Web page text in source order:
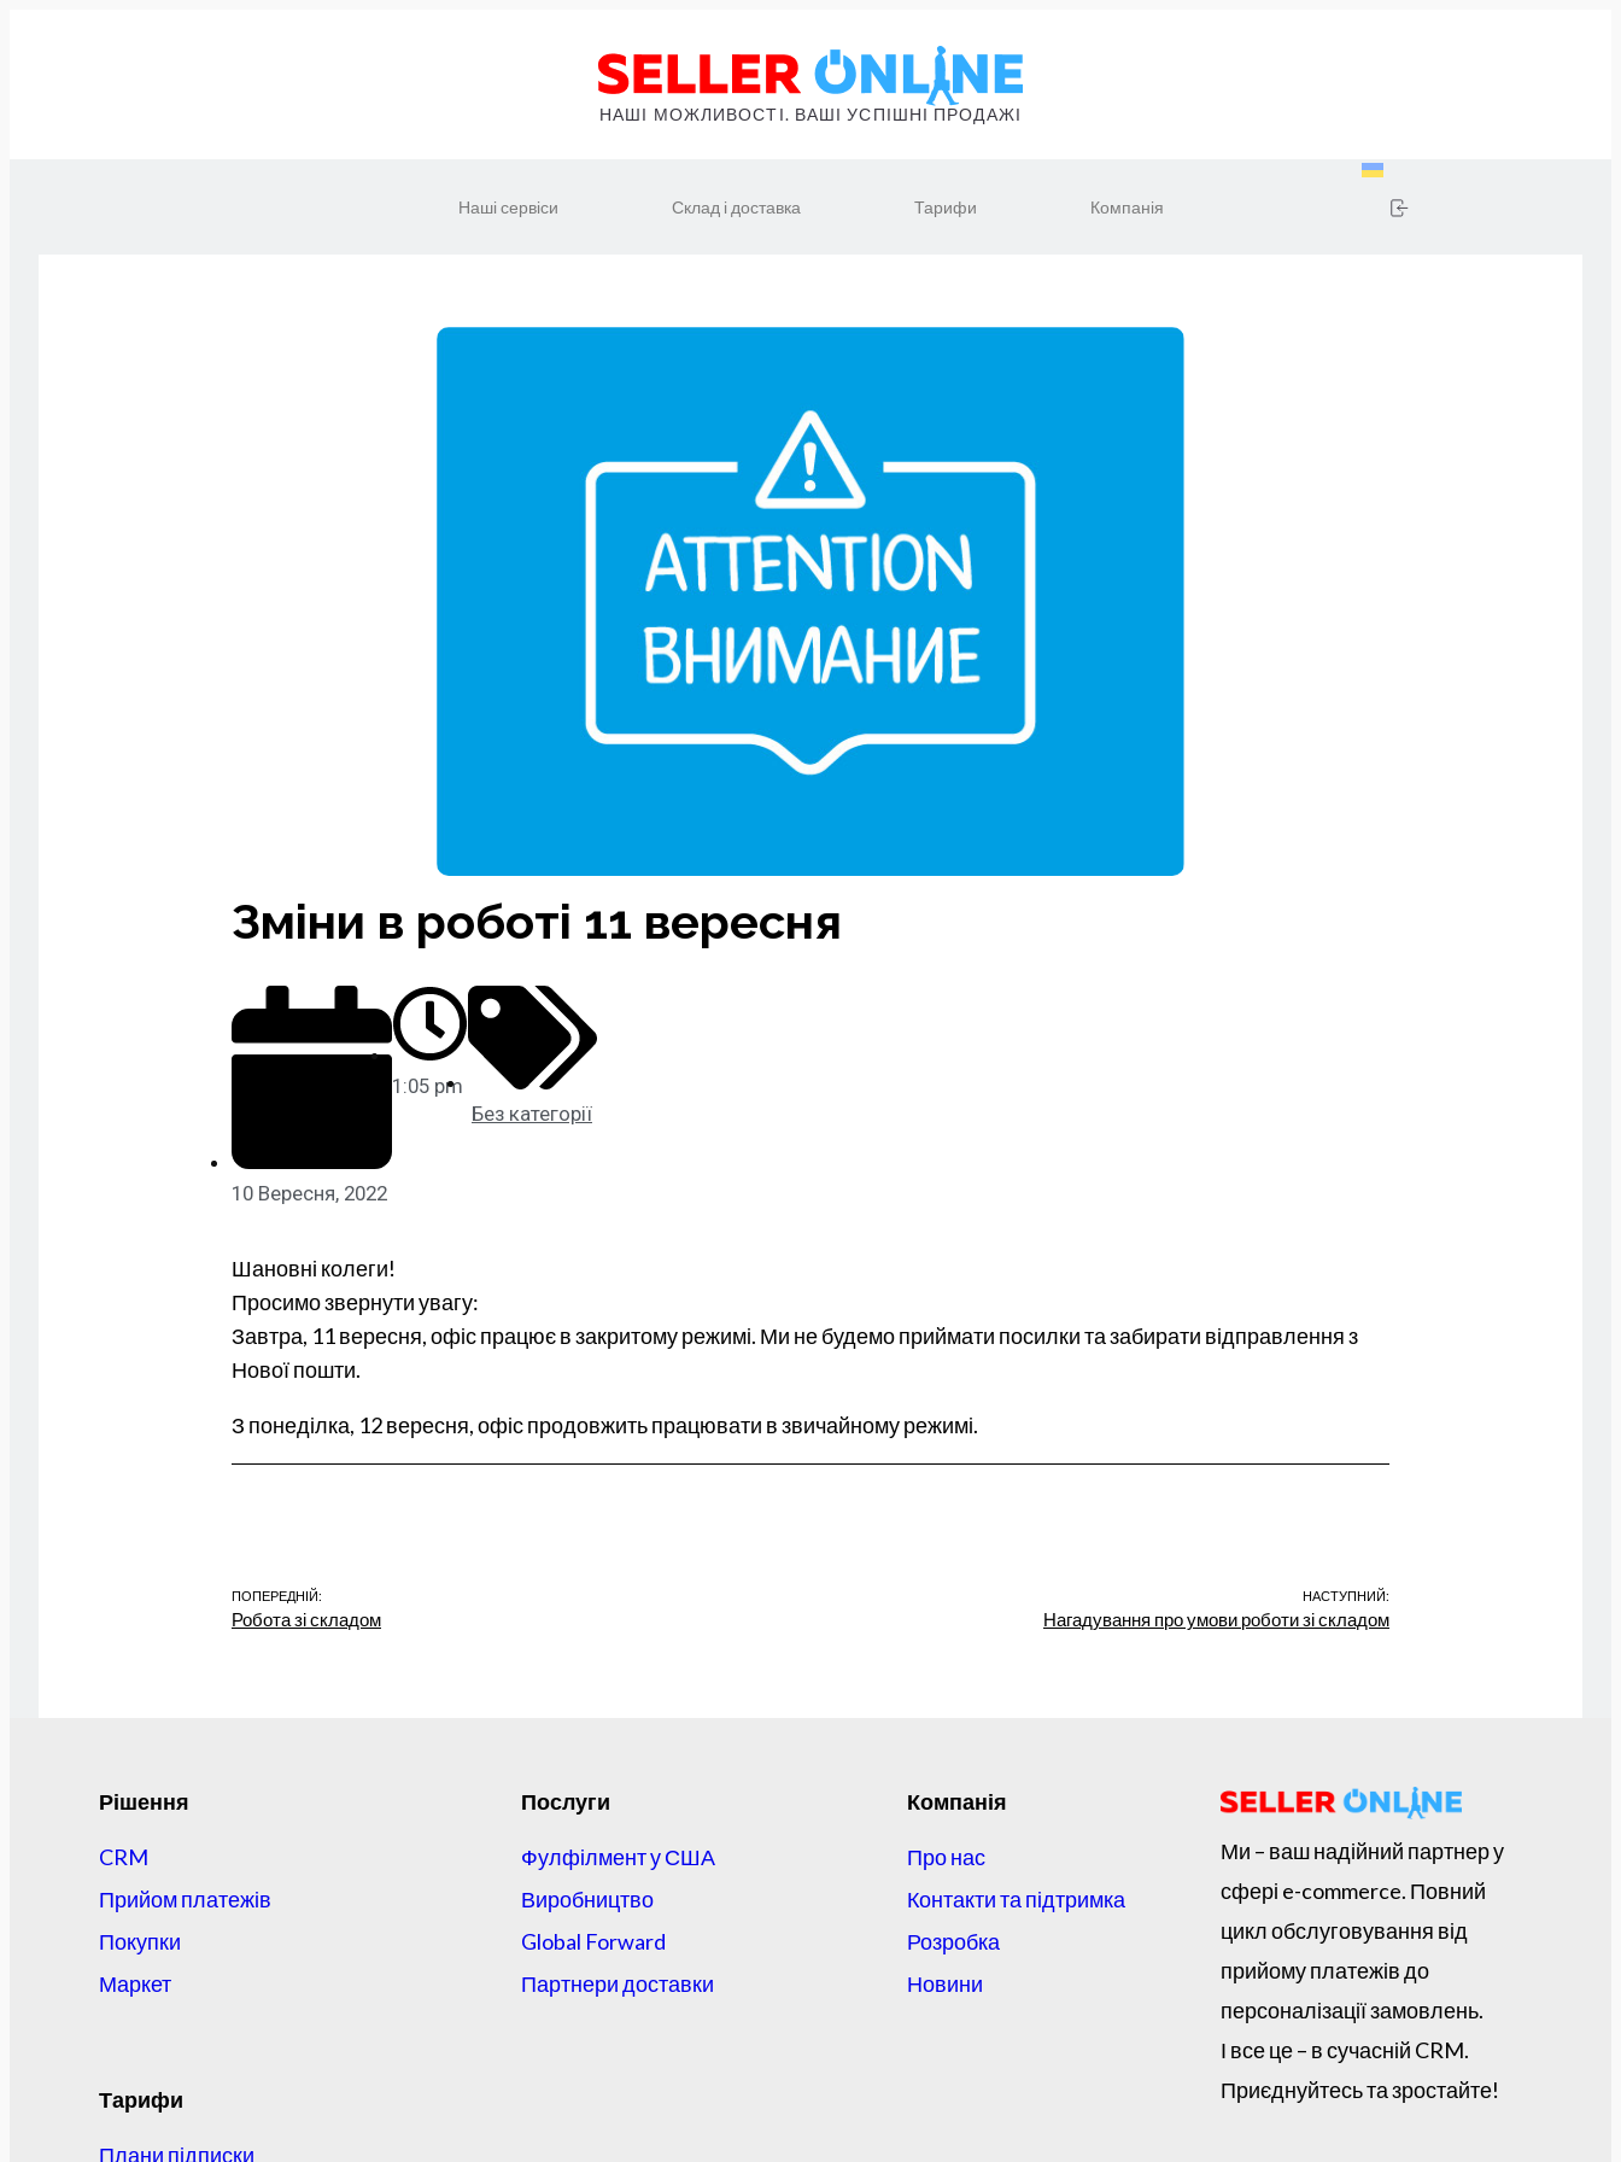
НАШІ МОЖЛИВОСТІ. ВАШІ УСПІШНІ ПРОДАЖІ
Наші сервіси Склад і доставка Тарифи Компанія
Зміни в роботі 11 вересня
10 Вересня, 2022
1:05 pm
Без категорії
Шановні колеги!
Просимо звернути увагу:
Завтра, 11 вересня, офіс працює в закритому режимі. Ми не будемо приймати посилки та забирати відправлення з
Нової пошти.
З понеділка, 12 вересня, офіс продовжить працювати в звичайному режимі.
ПОПЕРЕДНІЙ:
Робота зі складом
НАСТУПНИЙ:
Нагадування про умови роботи зі складом
Рішення
CRM
Прийом платежів
Покупки
Маркет
Тарифи
Плани підписки
Послуги
Фулфілмент у США
Виробництво
Global Forward
Партнери доставки
Компанія
Про нас
Контакти та підтримка
Розробка
Новини
Ми – ваш надійний партнер у
сфері e-commerce. Повний
цикл обслуговування від
прийому платежів до
персоналізації замовлень.
І все це – в сучасній CRM.
Приєднуйтесь та зростайте!